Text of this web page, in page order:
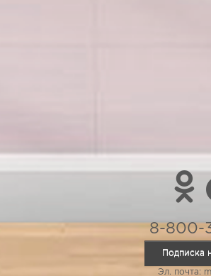
8-800-
Подписка
Эл. почта: